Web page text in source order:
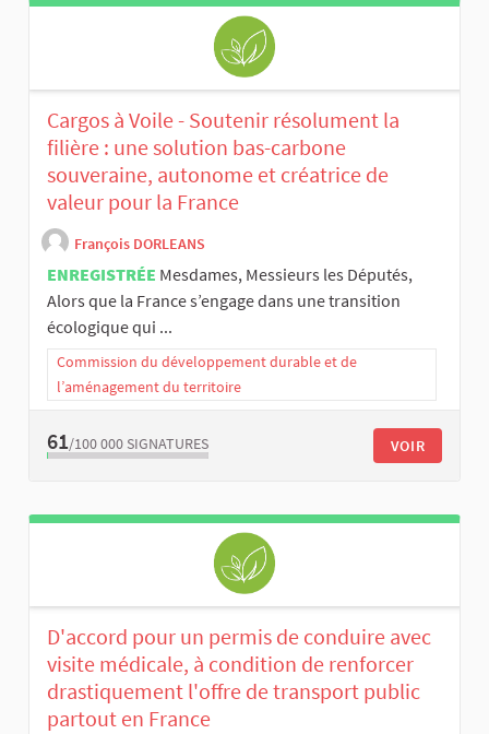
Cargos à Voile - Soutenir résolument la
filière : une solution bas-carbone
souveraine, autonome et créatrice de
valeur pour la France
François DORLEANS
ENREGISTRÉE Mesdames, Messieurs les Députés,
Alors que la France s’engage dans une transition
écologique qui ...
Commission du développement durable et de
l’aménagement du territoire
61/100 000 SIGNATURES VOIR
D'accord pour un permis de conduire avec
visite médicale, à condition de renforcer
drastiquement l'offre de transport public
partout en France